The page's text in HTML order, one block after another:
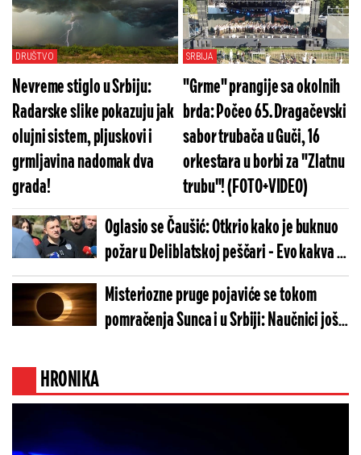
Srbiji!
DRUŠTVO
Nevreme stiglo u Srbiju:
Radarske slike pokazuju jak
olujni sistem, pljuskovi i
grmljavina nadomak dva
grada!
SRBIJA
"Grme" prangije sa okolnih
brda: Počeo 65. Dragačevski
sabor trubača u Guči, 16
orkestara u borbi za "Zlatnu
trubu"! (FOTO+VIDEO)
Oglasio se Čaušić: Otkrio kako je buknuo
požar u Deliblatskoj peščari - Evo kakva je
trenutna situacija
Misteriozne pruge pojaviće se tokom
pomračenja Sunca i u Srbiji: Naučnici još
HRONIKA